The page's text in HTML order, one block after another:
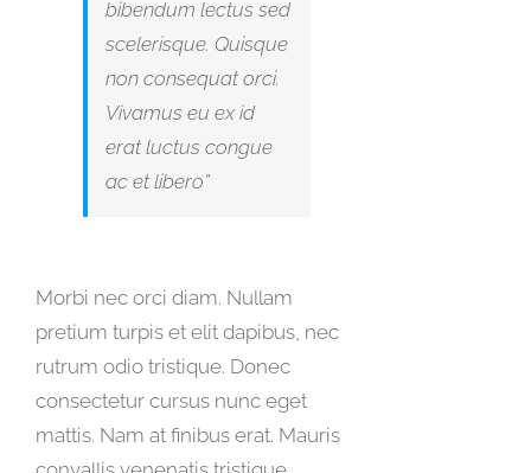
bibendum lectus sed
scelerisque. Quisque
non consequat orci.
Vivamus eu ex id
erat luctus congue
ac et libero”
Morbi nec orci diam. Nullam
pretium turpis et elit dapibus, nec
rutrum odio tristique. Donec
consectetur cursus nunc eget
mattis. Nam at finibus erat. Mauris